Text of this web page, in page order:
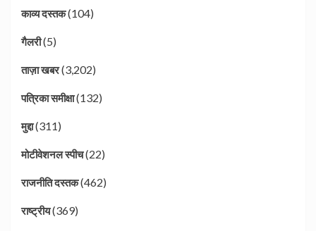
काव्य दस्तक(104)
गैलरी(5)
ताज़ा खबर(3,202)
पत्रिका समीक्षा(132)
मुद्दा(311)
मोटीवेशनल स्पीच(22)
राजनीति दस्तक(462)
राष्ट्रीय(369)